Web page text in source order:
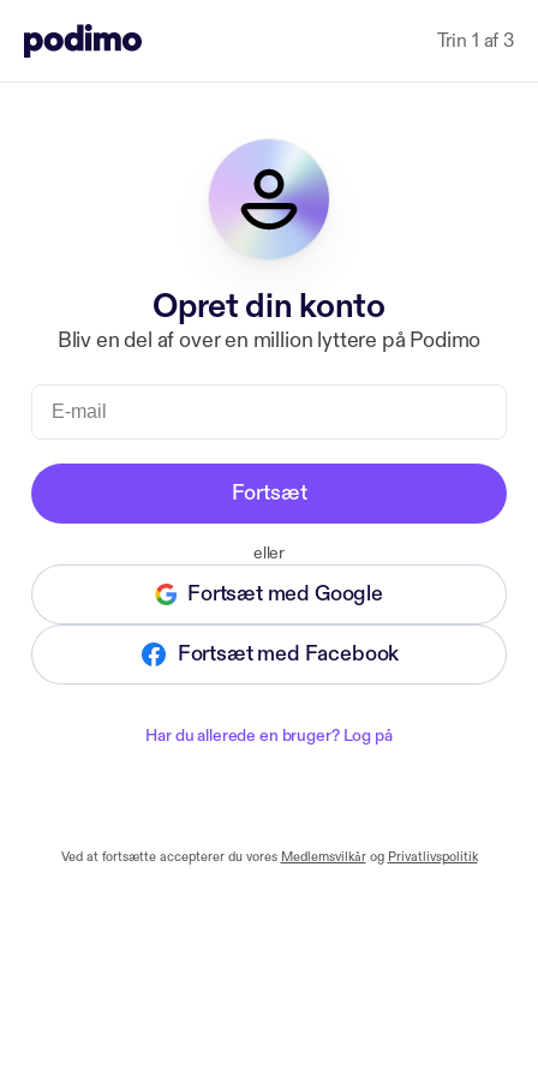
Trin 1 af 3
Opret din konto
Bliv en del af over en million lyttere på Podimo
Fortsæt
eller
Fortsæt med Google
Fortsæt med Facebook
Har du allerede en bruger? Log på
Ved at fortsætte accepterer du vores Medlemsvilkår og Privatlivspolitik